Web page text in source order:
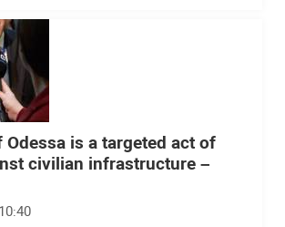
is a targeted act of
civilian infrastructure –